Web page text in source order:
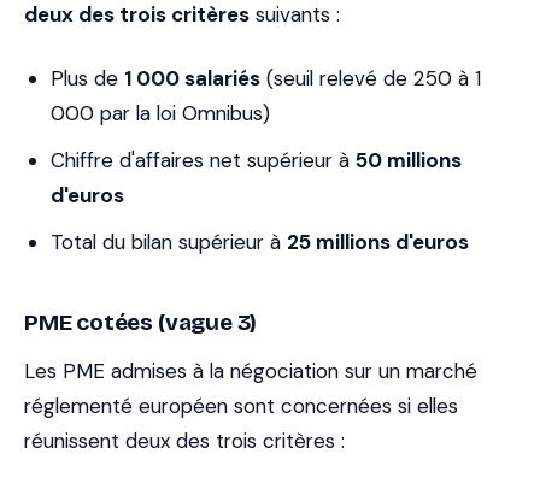
deux des trois critères suivants :
Plus de 1 000 salariés (seuil relevé de 250 à 1
000 par la loi Omnibus)
Chiffre d'affaires net supérieur à 50 millions
d'euros
Total du bilan supérieur à 25 millions d'euros
PME cotées (vague 3)
Les PME admises à la négociation sur un marché
réglementé européen sont concernées si elles
réunissent deux des trois critères :